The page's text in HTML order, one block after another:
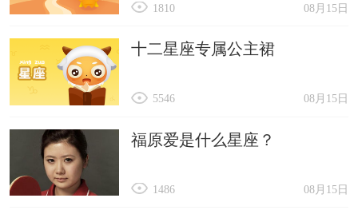
08月15日
1810
十二星座专属公主裙
08月15日
5546
福原爱是什么星座？
08月15日
1486